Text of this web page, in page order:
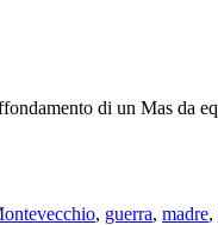
di un Mas da
, guerra, madre,